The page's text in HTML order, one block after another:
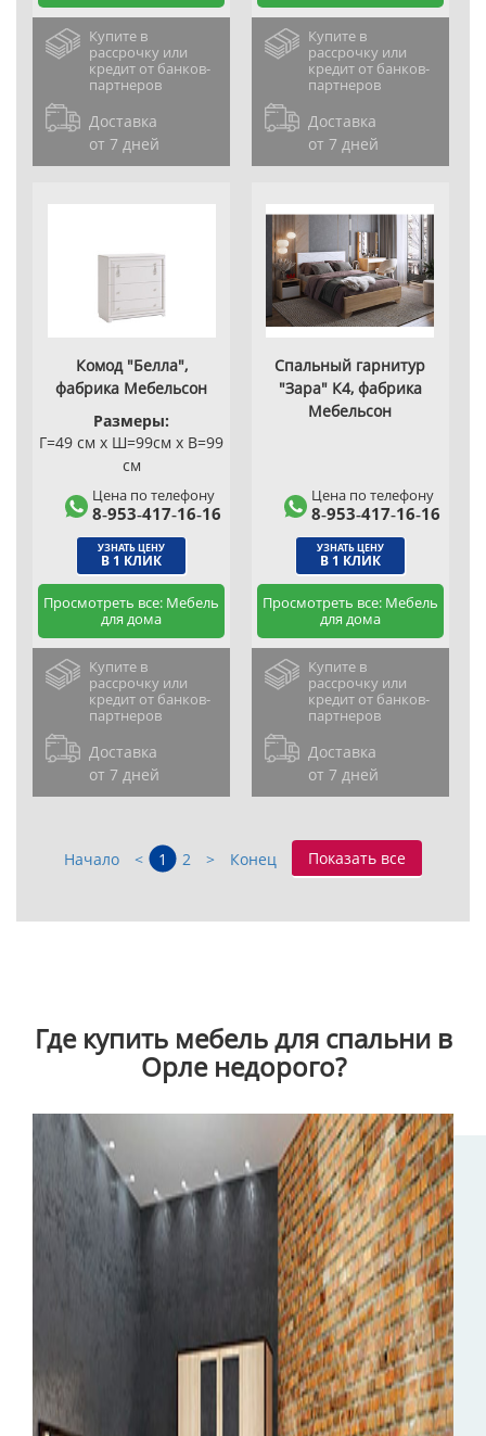
Купите в
рассрочку или
кредит от банков-
партнеров
Доставка
от 7 дней
Купите в
рассрочку или
кредит от банков-
партнеров
Доставка
от 7 дней
Комод "Белла",
фабрика Мебельсон
Размеры:
Г=49 см x Ш=99см x В=99
см
Цена по телефону
8‑953‑417‑16‑16
УЗНАТЬ ЦЕНУ
В 1 КЛИК
Просмотреть все: Мебель
для дома
Купите в
рассрочку или
кредит от банков-
партнеров
Доставка
от 7 дней
Спальный гарнитур
"Зара" К4, фабрика
Мебельсон
Цена по телефону
8‑953‑417‑16‑16
УЗНАТЬ ЦЕНУ
В 1 КЛИК
Просмотреть все: Мебель
для дома
Купите в
рассрочку или
кредит от банков-
партнеров
Доставка
от 7 дней
Начало < 1 2 > Конец Показать все
Где купить мебель для спальни в
Орле недорого?